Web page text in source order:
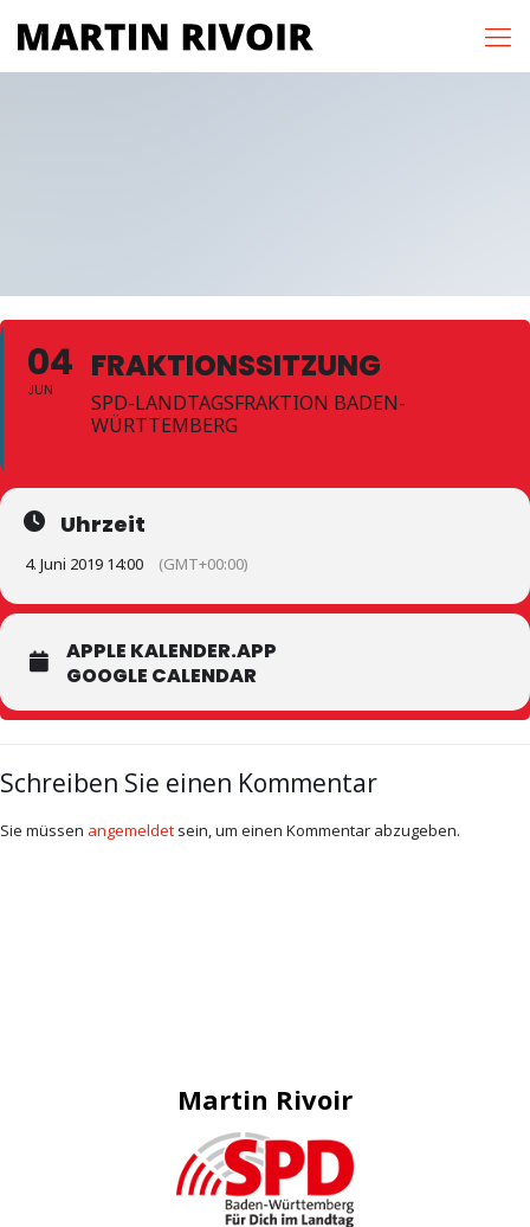
04
JUN
FRAKTIONSSITZUNG
SPD-LANDTAGSFRAKTION BADEN-
WÜRTTEMBERG
Uhrzeit
4. Juni 2019 14:00 (GMT+00:00)
APPLE KALENDER.APP
GOOGLE CALENDAR
Schreiben Sie einen Kommentar
Sie müssen angemeldet sein, um einen Kommentar abzugeben.
Martin Rivoir